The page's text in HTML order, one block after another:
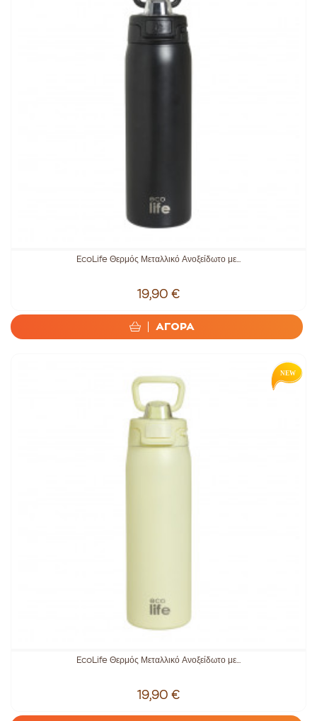
EcoLife Θερμός Μεταλλικό Ανοξείδωτο με...
19,90 €
ΑΓΟΡΑ
EcoLife Θερμός Μεταλλικό Ανοξείδωτο με...
19,90 €